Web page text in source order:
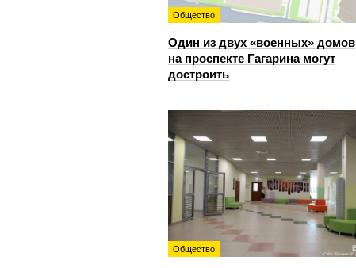
Общество
Один из двух «военных» домов
на проспекте Гагарина могут
достроить
Общество